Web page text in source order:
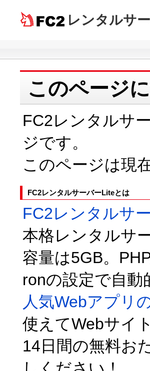
レンタルサ
このページ
FC2レンタルサ
ジです。
このページは現
FC2レンタルサーバーLiteとは
FC2レンタルサ
本格レンタルサ
容量は5GB。
ronの設定で自
人気Webアプリ
使えてWebサイ
14日間の無料お